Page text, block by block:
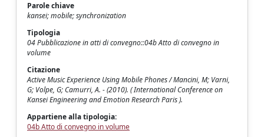
Parole chiave
kansei; mobile; synchronization
Tipologia
04 Pubblicazione in atti di convegno::04b Atto di convegno in
volume
Citazione
Active Music Experience Using Mobile Phones / Mancini, M; Varni,
G; Volpe, G; Camurri, A. - (2010). ( International Conference on
Kansei Engineering and Emotion Research Paris ).
Appartiene alla tipologia:
04b Atto di convegno in volume